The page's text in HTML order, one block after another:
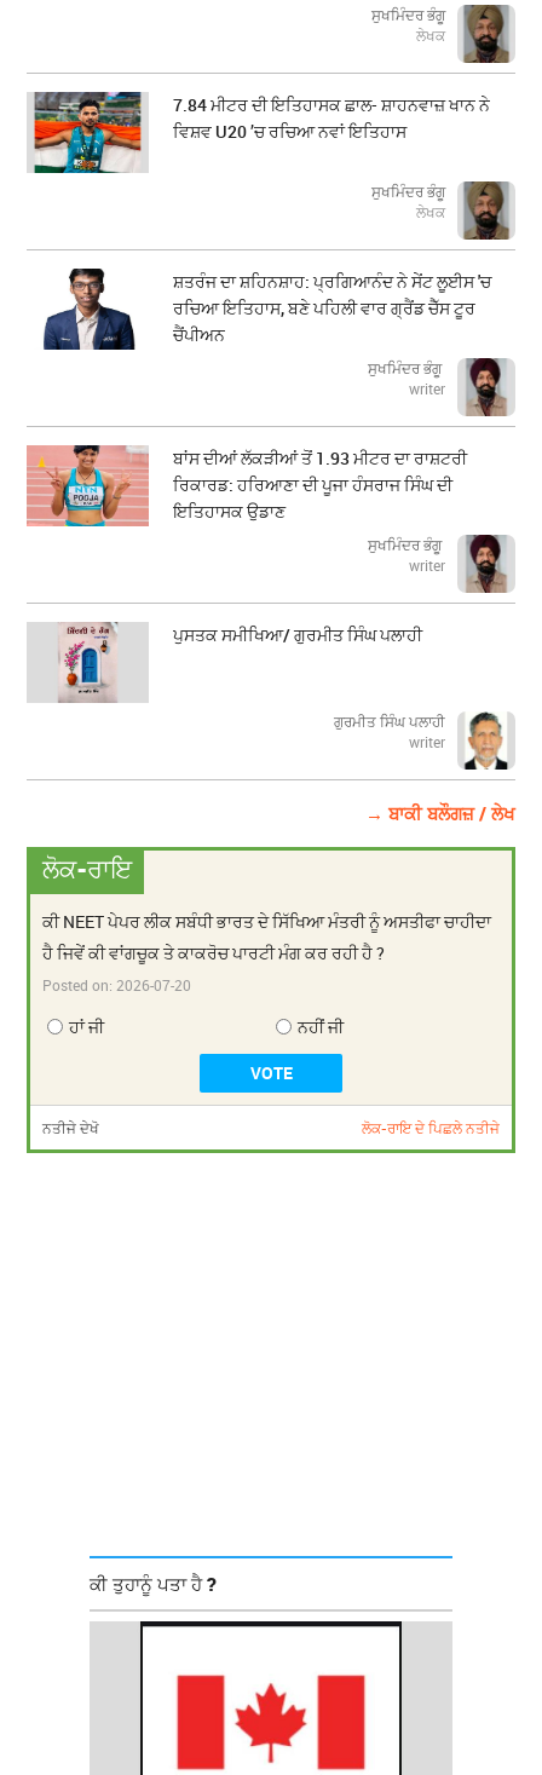
ਸੁਖਮਿੰਦਰ ਭੰਗੂ
ਲੇਖਕ
7.84 ਮੀਟਰ ਦੀ ਇਤਿਹਾਸਕ ਛਾਲ- ਸ਼ਾਹਨਵਾਜ਼ ਖਾਨ ਨੇ
ਵਿਸ਼ਵ U20 ’ਚ ਰਚਿਆ ਨਵਾਂ ਇਤਿਹਾਸ
ਸੁਖਮਿੰਦਰ ਭੰਗੂ
ਲੇਖਕ
ਸ਼ਤਰੰਜ ਦਾ ਸ਼ਹਿਨਸ਼ਾਹ: ਪ੍ਰਗਿਆਨੰਦ ਨੇ ਸੇਂਟ ਲੂਈਸ 'ਚ
ਰਚਿਆ ਇਤਿਹਾਸ, ਬਣੇ ਪਹਿਲੀ ਵਾਰ ਗ੍ਰੈਂਡ ਚੈੱਸ ਟੂਰ
ਚੈਂਪੀਅਨ
ਸੁਖਮਿੰਦਰ ਭੰਗੂ
writer
ਬਾਂਸ ਦੀਆਂ ਲੱਕੜੀਆਂ ਤੋਂ 1.93 ਮੀਟਰ ਦਾ ਰਾਸ਼ਟਰੀ
ਰਿਕਾਰਡ: ਹਰਿਆਣਾ ਦੀ ਪੂਜਾ ਹੰਸਰਾਜ ਸਿੰਘ ਦੀ
ਇਤਿਹਾਸਕ ਉਡਾਣ
ਸੁਖਮਿੰਦਰ ਭੰਗੂ
writer
ਪੁਸਤਕ ਸਮੀਖਿਆ/ ਗੁਰਮੀਤ ਸਿੰਘ ਪਲਾਹੀ
ਗੁਰਮੀਤ ਸਿੰਘ ਪਲਾਹੀ
writer
→ ਬਾਕੀ ਬਲੌਗਜ਼ / ਲੇਖ
ਲੋਕ-ਰਾਇ
ਕੀ NEET ਪੇਪਰ ਲੀਕ ਸਬੰਧੀ ਭਾਰਤ ਦੇ ਸਿੱਖਿਆ ਮੰਤਰੀ ਨੂੰ ਅਸਤੀਫਾ ਚਾਹੀਦਾ
ਹੈ ਜਿਵੇਂ ਕੀ ਵਾਂਗਚੂਕ ਤੇ ਕਾਕਰੋਚ ਪਾਰਟੀ ਮੰਗ ਕਰ ਰਹੀ ਹੈ ?
Posted on:2026-07-20
ਹਾਂ ਜੀ ਨਹੀਂ ਜੀ
ਨਤੀਜੇ ਦੇਖੋ ਲੋਕ-ਰਾਇ ਦੇ ਪਿਛਲੇ ਨਤੀਜੇ
ਕੀ ਤੁਹਾਨੂੰ ਪਤਾ ਹੈ ?